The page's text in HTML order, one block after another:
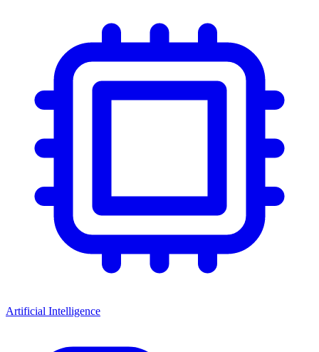
Artificial Intelligence